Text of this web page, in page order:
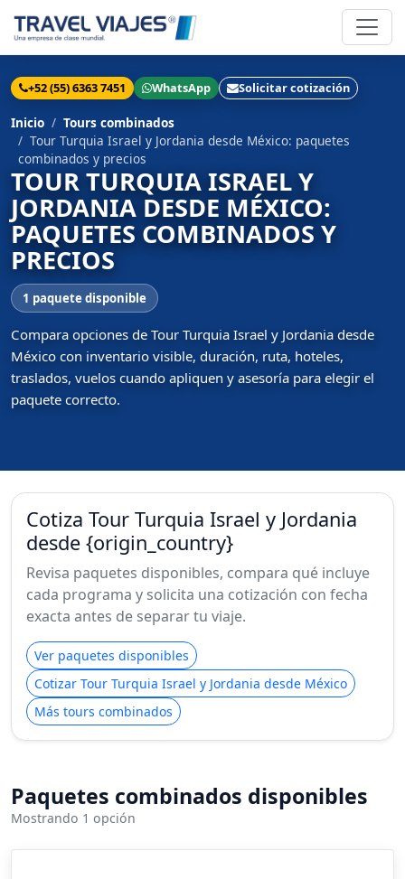
+52 (55) 6363 7451 WhatsApp Solicitar cotización
Inicio
Tours combinados
Tour Turquia Israel y Jordania desde México: paquetes
combinados y precios
TOUR TURQUIA ISRAEL Y
JORDANIA DESDE MÉXICO:
PAQUETES COMBINADOS Y
PRECIOS
1 paquete disponible
Compara opciones de Tour Turquia Israel y Jordania desde
México con inventario visible, duración, ruta, hoteles,
traslados, vuelos cuando apliquen y asesoría para elegir el
paquete correcto.
Cotiza Tour Turquia Israel y Jordania
desde {origin_country}
Revisa paquetes disponibles, compara qué incluye
cada programa y solicita una cotización con fecha
exacta antes de separar tu viaje.
Ver paquetes disponibles
Cotizar Tour Turquia Israel y Jordania desde México
Más tours combinados
Paquetes combinados disponibles
Mostrando 1 opción